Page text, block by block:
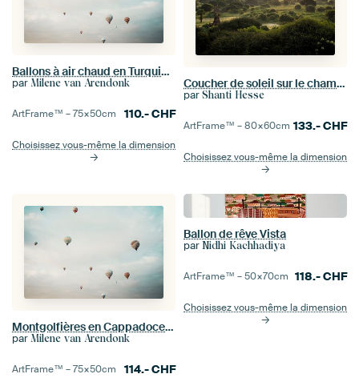
Ballons à air chaud en Turquie | Impression sur le mur
par Milene van Arendonk
ArtFrame™ –75×50cm 110.-CHF
Choisissez vous-même la dimension
Coucher de soleil sur le champ du temple à Bagan, Myanmar
par Shanti Hesse
ArtFrame™ –80×60cm 133.-CHF
Choisissez vous-même la dimension
Montgolfières en Cappadoce, Turquie
par Milene van Arendonk
ArtFrame™ –75×50cm 114.-CHF
Ballon de rêve Vista
par Nidhi Kachhadiya
ArtFrame™ –50×70cm 118.-CHF
Choisissez vous-même la dimension